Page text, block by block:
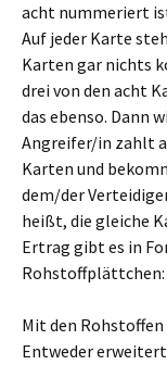
acht nummeriert
Auf jeder Karte
Karten gar nichts
drei von den acht
das ebenso. Dann
Angreifer/in zahlt
Karten und
dem/der
heißt, die gleiche
Ertrag gibt es in
Rohstoffplättchen:
Mit den
Entweder